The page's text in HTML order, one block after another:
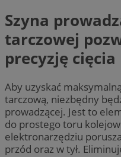
Szyna
tarczowej
precyzję cięcia
Aby uzyskać
tarczową, niezbędny
prowadzącej. Jest to
do prostego toru
elektronarzędziu
przód oraz w tył.